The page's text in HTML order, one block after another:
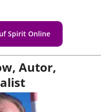
Spirit Online
Autor,